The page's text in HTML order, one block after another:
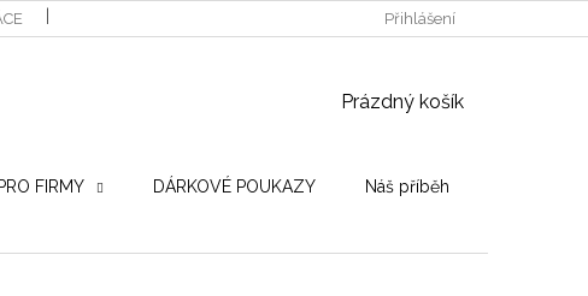
STROJE PRO VÝROBUPřihlášení
NÁKUPNÍ KOŠÍK
Prázdný košík
PRO FIRMY DÁRKOVÉ POUKAZY Náš příběh